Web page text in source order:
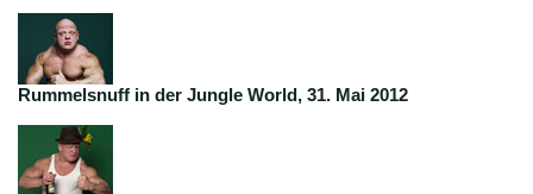
Rummelsnuff in der Jungle World, 31. Mai 2012